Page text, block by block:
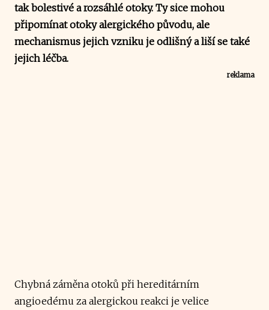
tak bolestivé a rozsáhlé otoky. Ty sice mohou
připomínat otoky alergického původu, ale
mechanismus jejich vzniku je odlišný a liší se také
jejich léčba.
reklama
Chybná záměna otoků při hereditárním
angioedému za alergickou reakci je velice